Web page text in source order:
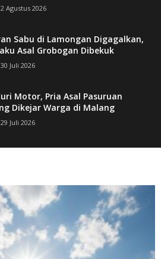
2 Agustus 2026
Sabu di Lamongan Digagalkan,
Asal Grobogan Dibekuk
30 Juli 2026
Motor, Pria Asal Pasuruan
Dikejar Warga di Malang
29 Juli 2026